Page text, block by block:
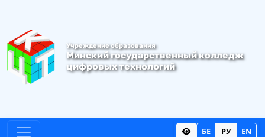
Учреждение образования
Минский государственный колледж
цифровыхтехнологий
БЕ РУ EN